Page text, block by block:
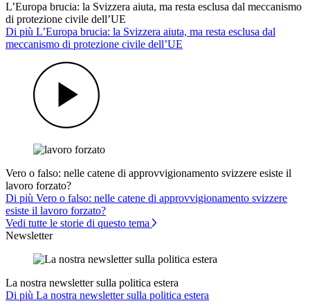
L’Europa brucia: la Svizzera aiuta, ma resta esclusa dal meccanismo
di protezione civile dell’UE
Di più L’Europa brucia: la Svizzera aiuta, ma resta esclusa dal
meccanismo di protezione civile dell’UE
Vero o falso: nelle catene di approvvigionamento svizzere esiste il
lavoro forzato?
Di più Vero o falso: nelle catene di approvvigionamento svizzere
esiste il lavoro forzato?
Vedi tutte le storie di questo tema
Newsletter
La nostra newsletter sulla politica estera
Di più La nostra newsletter sulla politica estera